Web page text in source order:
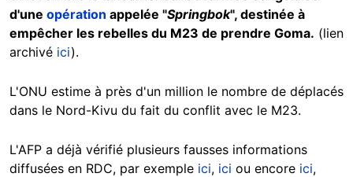
d'une opération appelée "Springbok", destinée à
empêcher les rebelles du M23 de prendre Goma. (lien
archivé ici).
L'ONU estime à près d'un million le nombre de déplacés
dans le Nord-Kivu du fait du conflit avec le M23.
L'AFP a déjà vérifié plusieurs fausses informations
diffusées en RDC, par exemple ici, ici ou encore ici,